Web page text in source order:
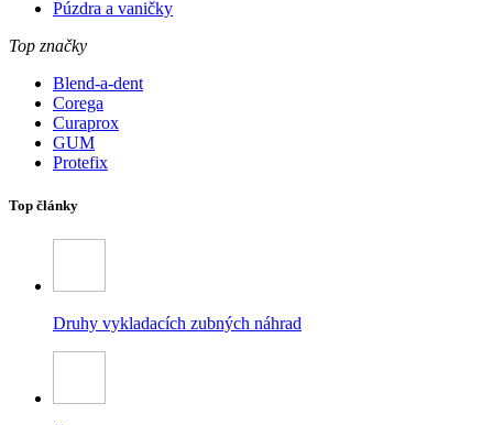
Púzdra a vaničky
Top značky
Blend-a-dent
Corega
Curaprox
GUM
Protefix
Top články
Druhy vykladacích zubných náhrad